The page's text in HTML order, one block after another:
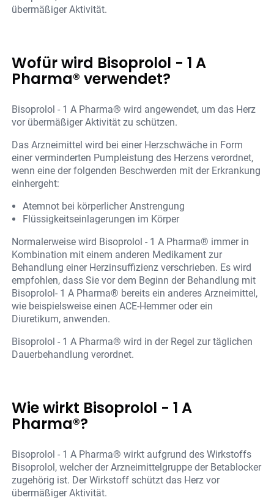
übermäßiger Aktivität.
Wofür wird Bisoprolol - 1 A
Pharma® verwendet?
Bisoprolol - 1 A Pharma® wird angewendet, um das Herz
vor übermäßiger Aktivität zu schützen.
Das Arzneimittel wird bei einer Herzschwäche in Form
einer verminderten Pumpleistung des Herzens verordnet,
wenn eine der folgenden Beschwerden mit der Erkrankung
einhergeht:
Atemnot bei körperlicher Anstrengung
Flüssigkeitseinlagerungen im Körper
Normalerweise wird Bisoprolol - 1 A Pharma® immer in
Kombination mit einem anderen Medikament zur
Behandlung einer Herzinsuffizienz verschrieben. Es wird
empfohlen, dass Sie vor dem Beginn der Behandlung mit
Bisoprolol- 1 A Pharma® bereits ein anderes Arzneimittel,
wie beispielsweise einen ACE-Hemmer oder ein
Diuretikum, anwenden.
Bisoprolol - 1 A Pharma® wird in der Regel zur täglichen
Dauerbehandlung verordnet.
Wie wirkt Bisoprolol - 1 A
Pharma®?
Bisoprolol - 1 A Pharma® wirkt aufgrund des Wirkstoffs
Bisoprolol, welcher der Arzneimittelgruppe der Betablocker
zugehörig ist. Der Wirkstoff schützt das Herz vor
übermäßiger Aktivität.